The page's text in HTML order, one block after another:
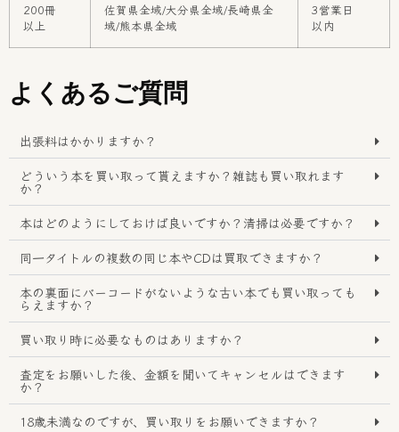
200冊
以上
佐賀県全域/大分県全域/長崎県全
域/熊本県全域
3営業日
以内
よくあるご質問
出張料はかかりますか？
どういう本を買い取って貰えますか？雑誌も買い取れます
か？
本はどのようにしておけば良いですか？清掃は必要ですか？
同一タイトルの複数の同じ本やCDは買取できますか？
本の裏面にバーコードがないような古い本でも買い取っても
らえますか？
買い取り時に必要なものはありますか？
査定をお願いした後、金額を聞いてキャンセルはできます
か？
18歳未満なのですが、買い取りをお願いできますか？